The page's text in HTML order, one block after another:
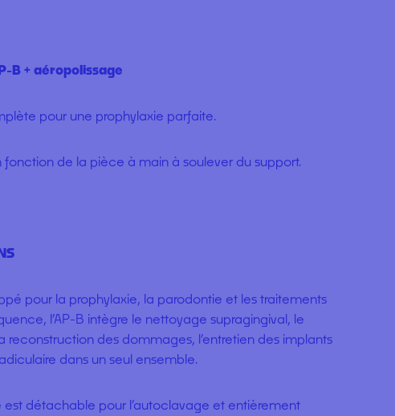
B + aéropolissage
pour une prophylaxie parfaite.
de la pièce à main à soulever du support.
pour la prophylaxie, la parodontie et les traitements
l’AP-B intègre le nettoyage supragingival, le
reconstruction des dommages, l’entretien des implants
dans un seul ensemble.
est détachable pour l’autoclavage et entièrement